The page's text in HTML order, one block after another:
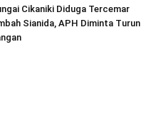
Cikaniki Diduga Tercemar
Sianida, APH Diminta Turun